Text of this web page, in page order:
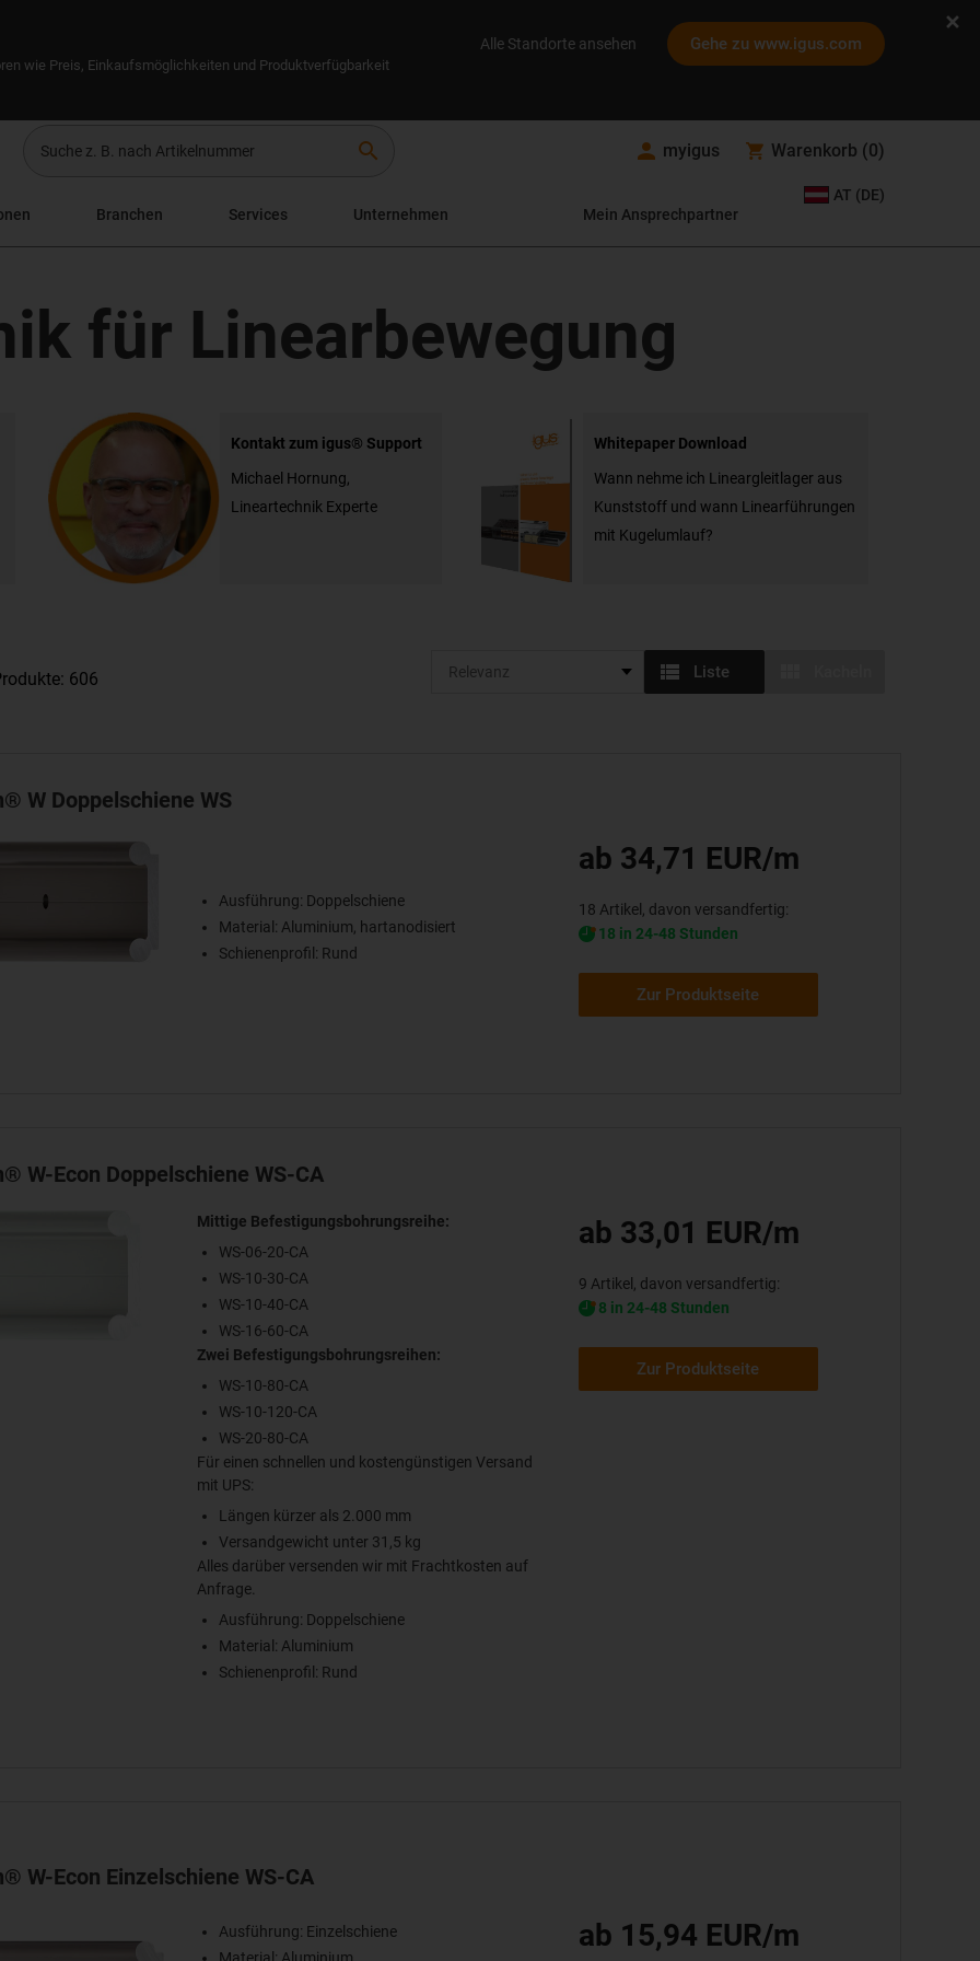
wie Preis, Einkaufsmöglichkeiten und Produktverfügbarkeit
Alle Standorte ansehen Gehe zu www.igus.com
search myigus Warenkorb (0)
Branchen Services Unternehmen Mein Ansprechpartner
AT (DE)
für Linearbewegung
Kontakt zum igus® Support
Michael Hornung,
Lineartechnik Experte
Whitepaper Download
Wann nehme ich Lineargleitlager aus
Kunststoff und wann Linearführungen
mit Kugelumlauf?
Liste
606
W Doppelschiene WS
Ausführung: Doppelschiene
Material: Aluminium, hartanodisiert
Schienenprofil: Rund
ab 34,71 EUR/m
18 Artikel, davon versandfertig:
18 in 24-48 Stunden
Zur Produktseite
W-Econ Doppelschiene WS-CA
Mittige Befestigungsbohrungsreihe:
WS-06-20-CA
WS-10-30-CA
WS-10-40-CA
WS-16-60-CA
Zwei Befestigungsbohrungsreihen:
WS-10-80-CA
WS-10-120-CA
WS-20-80-CA
Für einen schnellen und kostengünstigen Versand
mit UPS:
Längen kürzer als 2.000 mm
Versandgewicht unter 31,5 kg
Alles darüber versenden wir mit Frachtkosten auf
Anfrage.
Ausführung: Doppelschiene
Material: Aluminium
Schienenprofil: Rund
ab 33,01 EUR/m
9 Artikel, davon versandfertig:
8 in 24-48 Stunden
Zur Produktseite
W-Econ Einzelschiene WS-CA
Ausführung: Einzelschiene
Material: Aluminium
ab 15,94 EUR/m